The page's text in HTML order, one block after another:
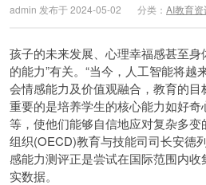
admin 发布于 2024-05-02 分类： AI教育资
孩子的未来发展、心理幸福感甚至身
的能力”有关。“当今，人工智能将越
会情感能力及价值观融合，教育的
重要的是培养学生的核心能力如好
等，使他们能够自信地应对复杂多变
组织(OECD)教育与技能司司长安德
感能力测评正是尝试在国际范围内收
实数据。